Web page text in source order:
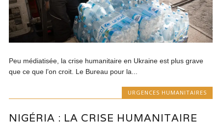
Peu médiatisée, la crise humanitaire en Ukraine est plus grave
que ce que l’on croit. Le Bureau pour la...
URGENCES HUMANITAIRES
NIGÉRIA : LA CRISE HUMANITAIRE